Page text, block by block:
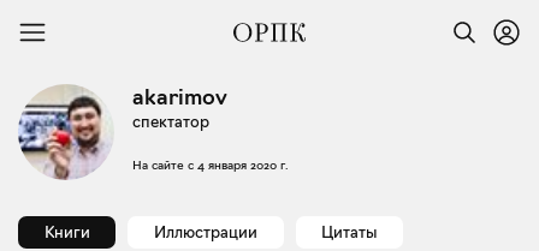
akarimov
спектатор
На сайте с 4 января 2020 г.
Книги Иллюстрации Цитаты